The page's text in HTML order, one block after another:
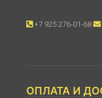
+7 925 276-01-68
ОПЛАТА И